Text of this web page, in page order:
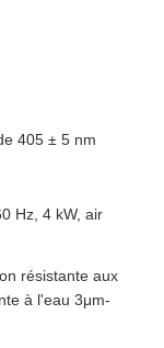
405 ± 5 nm
Hz, 4 kW, air
résistante aux
à l'eau 3μm-